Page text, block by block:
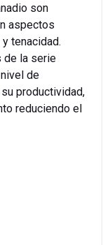
son
aspectos
tenacidad.
de la serie
de
productividad,
reduciendo el